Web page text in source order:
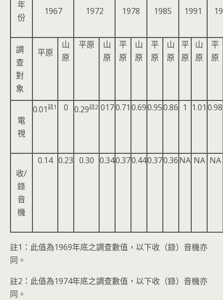
年
份
1967 1972 1978 1985 1991
調
查
對
象
平原
山
原
平原
山
原
平
原
山
原
平
原
山
原
平
原
山
原
平
原
電
視
0.01註1 0 0.29註2 0170.71 0.690.950.86 1 1.01 0.98
收/
錄
音
機
0.14 0.23 0.30 0.340.370.440.370.36NA NA NA
註1：此值為1969年底之調查數值，以下收（錄）音機亦
同。
註2：此值為1974年底之調查數值，以下收（錄）音機亦
同。